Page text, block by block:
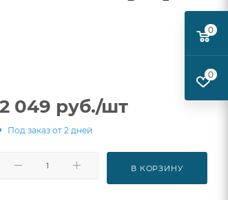
2 049 руб./шт
Под заказ от 2 дней
В КОРЗИНУ
0
0